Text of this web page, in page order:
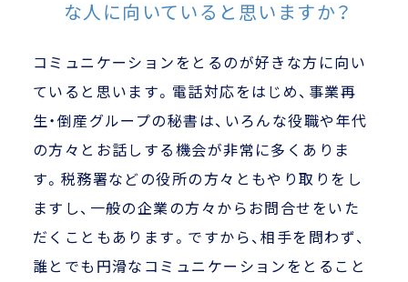
な人に向いていると思いますか？
コミュニケーションをとるのが好きな方に向い
ていると思います。 電話対応をはじめ、事業再
生・倒産グループの秘書は、いろんな役職や年代
の方々とお話しする機会が非常に多くありま
す。税務署などの役所の方々ともやり取りをし
ますし、一般の企業の方々からお問合せをいた
だくこともあります。ですから、相手を問わず、
誰とでも円滑なコミュニケーションをとること